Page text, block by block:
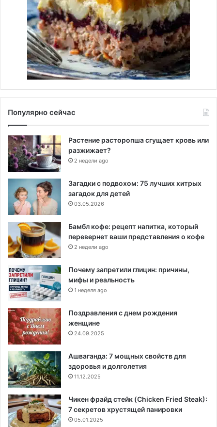
Популярно сейчас
Растение расторопша сгущает кровь или
разжижает?
2 недели ago
Загадки с подвохом: 75 лучших хитрых
загадок для детей
03.05.2026
Бамбл кофе: рецепт напитка, который
перевернет ваши представления о кофе
2 недели ago
Почему запретили глицин: причины,
мифы и реальность
1 неделя ago
Поздравления с днем рождения
женщине
24.09.2025
Ашваганда: 7 мощных свойств для
здоровья и долголетия
11.12.2025
Чикен фрайд стейк (Chicken Fried Steak):
7 секретов хрустящей панировки
05.01.2025